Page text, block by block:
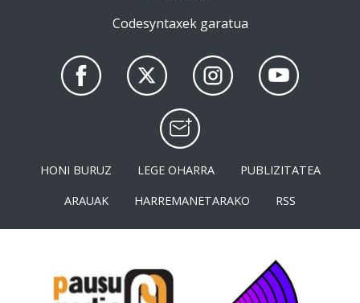
Codesyntaxek garatua
HONI BURUZ LEGE OHARRA
PUBLIZITATEA
ARAUAK
HARREMANETARAKO RSS